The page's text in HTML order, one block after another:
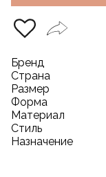
Бренд
Страна
Размер
Форма
Материал
Стиль
Назначение